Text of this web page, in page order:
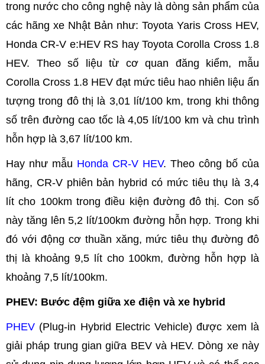
trong nước cho công nghệ này là dòng sản phẩm của
các hãng xe Nhật Bản như: Toyota Yaris Cross HEV,
Honda CR-V e:HEV RS hay Toyota Corolla Cross 1.8
HEV. Theo số liệu từ cơ quan đăng kiểm, mẫu
Corolla Cross 1.8 HEV đạt mức tiêu hao nhiên liệu ấn
tượng trong đô thị là 3,01 lít/100 km, trong khi thông
số trên đường cao tốc là 4,05 lít/100 km và chu trình
hỗn hợp là 3,67 lít/100 km.
Hay như mẫu Honda CR-V HEV. Theo công bố của
hãng, CR-V phiên bản hybrid có mức tiêu thụ là 3,4
lít cho 100km trong điều kiện đường đô thị. Con số
này tăng lên 5,2 lít/100km đường hỗn hợp. Trong khi
đó với động cơ thuần xăng, mức tiêu thụ đường đô
thị là khoảng 9,5 lít cho 100km, đường hỗn hợp là
khoảng 7,5 lít/100km.
PHEV: Bước đệm giữa xe điện và xe hybrid
PHEV (Plug-in Hybrid Electric Vehicle) được xem là
giải pháp trung gian giữa BEV và HEV. Dòng xe này